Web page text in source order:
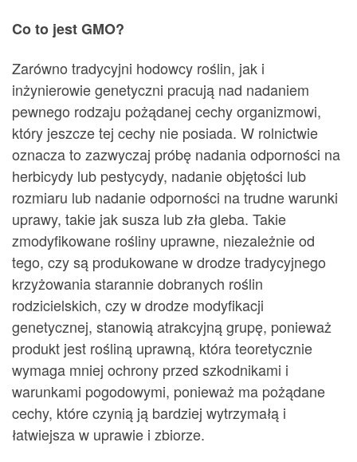
Co to jest GMO?
Zarówno tradycyjni hodowcy roślin, jak i
inżynierowie genetyczni pracują nad nadaniem
pewnego rodzaju pożądanej cechy organizmowi,
który jeszcze tej cechy nie posiada. W rolnictwie
oznacza to zazwyczaj próbę nadania odporności na
herbicydy lub pestycydy, nadanie objętości lub
rozmiaru lub nadanie odporności na trudne warunki
uprawy, takie jak susza lub zła gleba. Takie
zmodyfikowane rośliny uprawne, niezależnie od
tego, czy są produkowane w drodze tradycyjnego
krzyżowania starannie dobranych roślin
rodzicielskich, czy w drodze modyfikacji
genetycznej, stanowią atrakcyjną grupę, ponieważ
produkt jest rośliną uprawną, która teoretycznie
wymaga mniej ochrony przed szkodnikami i
warunkami pogodowymi, ponieważ ma pożądane
cechy, które czynią ją bardziej wytrzymałą i
łatwiejsza w uprawie i zbiorze.